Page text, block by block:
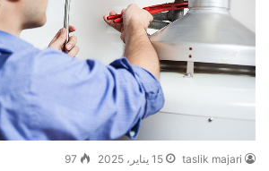
taslik majari 15 يناير، 2025 97